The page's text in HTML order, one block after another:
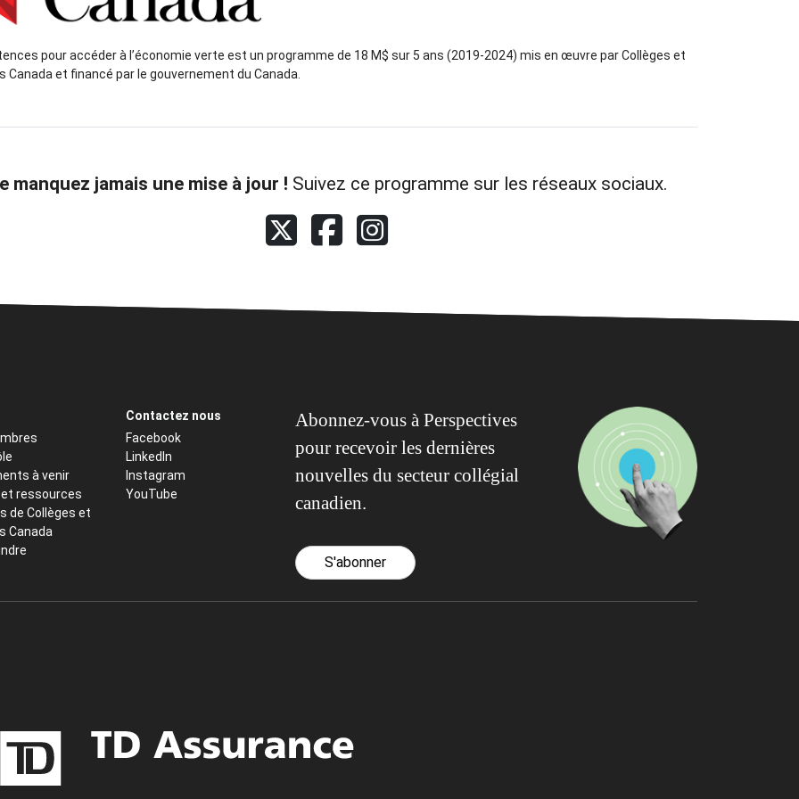
pour accéder à l’économie verte est un programme de 18 M$ sur 5 ans (2019-2024) mis en œuvre par Collèges et
Canada et financé par le gouvernement du Canada.
manquez jamais une mise à jour ! Suivez ce programme sur les réseaux sociaux.
à venir
et ressources
de Collèges et
Canada
Contactez nous
Facebook
LinkedIn
Instagram
YouTube
Abonnez-vous à Perspectives
pour recevoir les dernières
nouvelles du secteur collégial
canadien.
S'abonner